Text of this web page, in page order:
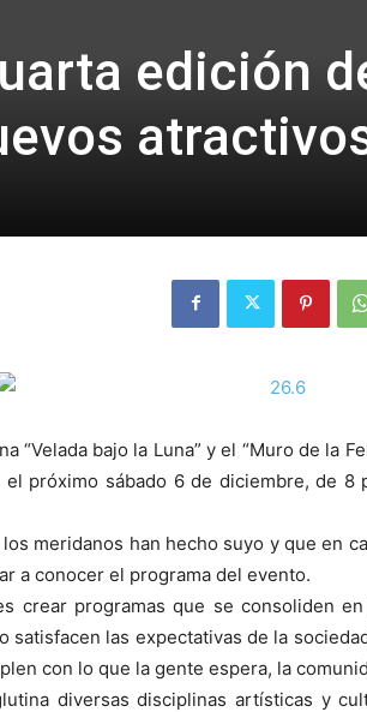
edición
“Velada bajo la Luna” y el “Muro de la
próximo sábado 6 de diciembre, de
meridanos han hecho suyo y que en
a conocer el programa del evento.
crear programas que se consoliden
satisfacen las expectativas de la
con lo que la gente espera, la
diversas disciplinas artísticas y